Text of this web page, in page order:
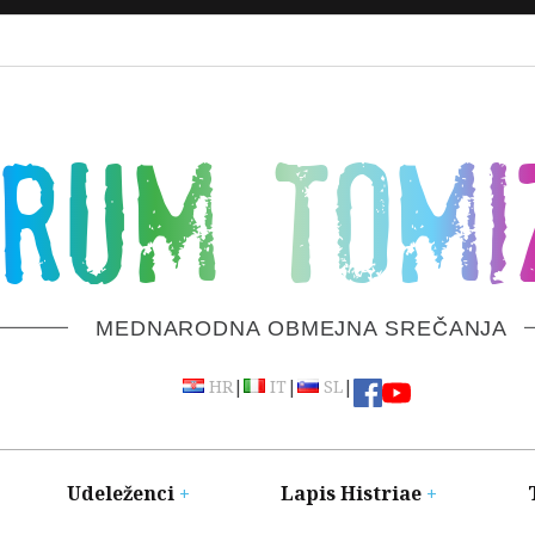
MEDNARODNA OBMEJNA SREČANJA
HR| IT | SL|
Udeleženci Lapis Histriae